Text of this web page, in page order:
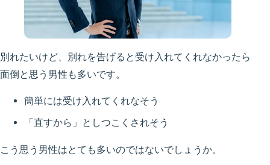
別れたいけど、別れを告げると受け入れてくれなかったら
面倒と思う男性も多いです。
簡単には受け入れてくれなそう
「直すから」としつこくされそう
こう思う男性はとても多いのではないでしょうか。